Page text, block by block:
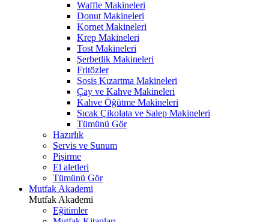
Waffle Makineleri
Donut Makineleri
Kornet Makineleri
Krep Makineleri
Tost Makineleri
Şerbetlik Makineleri
Fritözler
Sosis Kızartma Makineleri
Çay ve Kahve Makineleri
Kahve Öğütme Makineleri
Sıcak Çikolata ve Salep Makineleri
Tümünü Gör
Hazırlık
Servis ve Sunum
Pişirme
El aletleri
Tümünü Gör
Mutfak Akademi
Mutfak Akademi
Eğitimler